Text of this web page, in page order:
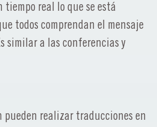
real lo que se está
todos comprendan el mensaje
similar a las conferencias y
pueden realizar traducciones en